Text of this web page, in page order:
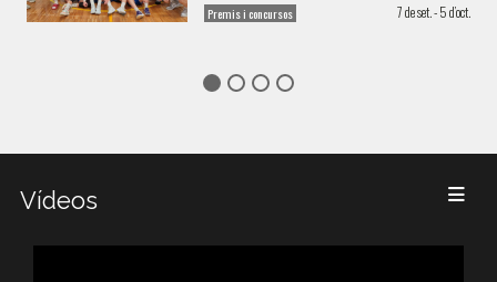
Premis i concursos 7 de set. - 5 d’oct.
Vídeos